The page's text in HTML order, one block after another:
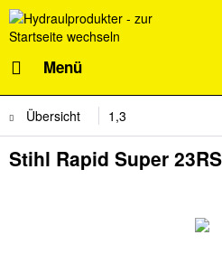
Menü
Übersicht 1,3
Stihl Rapid Super